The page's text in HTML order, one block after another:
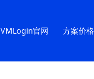
VMLogin官网 方案价格